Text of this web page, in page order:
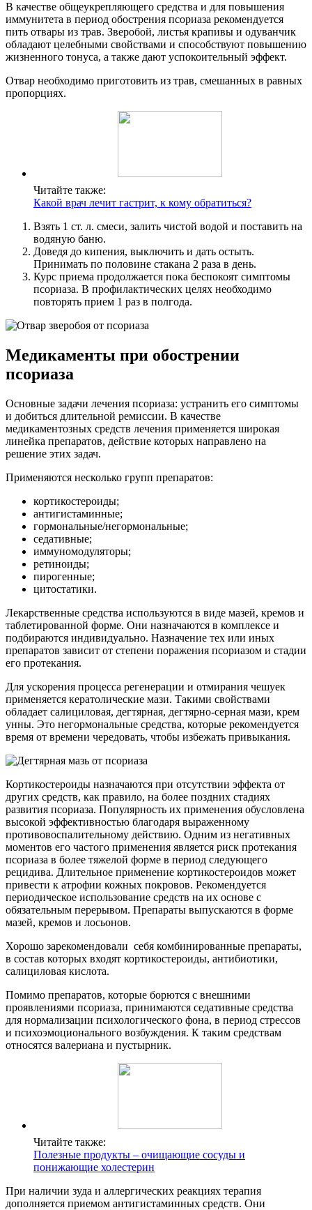
В качестве общеукрепляющего средства и для повышения
иммунитета в период обострения псориаза рекомендуется
пить отвары из трав. Зверобой, листья крапивы и одуванчик
обладают целебными свойствами и способствуют повышению
жизненного тонуса, а также дают успокоительный эффект.
Отвар необходимо приготовить из трав, смешанных в равных
пропорциях.
Читайте также:
Какой врач лечит гастрит, к кому обратиться?
Взять 1 ст. л. смеси, залить чистой водой и поставить на
водяную баню.
Доведя до кипения, выключить и дать остыть.
Принимать по половине стакана 2 раза в день.
Курс приема продолжается пока беспокоят симптомы
псориаза. В профилактических целях необходимо
повторять прием 1 раз в полгода.
Медикаменты при обострении
псориаза
Основные задачи лечения псориаза: устранить его симптомы
и добиться длительной ремиссии. В качестве
медикаментозных средств лечения применяется широкая
линейка препаратов, действие которых направлено на
решение этих задач.
Применяются несколько групп препаратов:
кортикостероиды;
антигистаминные;
гормональные/негормональные;
седативные;
иммуномодуляторы;
ретиноиды;
пирогенные;
цитостатики.
Лекарственные средства используются в виде мазей, кремов и
таблетированной форме. Они назначаются в комплексе и
подбираются индивидуально. Назначение тех или иных
препаратов зависит от степени поражения псориазом и стадии
его протекания.
Для ускорения процесса регенерации и отмирания чешуек
применяется кератолические мази. Такими свойствами
обладает салициловая, дегтярная, дегтярно-серная мази, крем
унны. Это негормональные средства, которые рекомендуется
время от времени чередовать, чтобы избежать привыкания.
Кортикостероиды назначаются при отсутствии эффекта от
других средств, как правило, на более поздних стадиях
развития псориаза. Популярность их применения обусловлена
высокой эффективностью благодаря выраженному
противовоспалительному действию. Одним из негативных
моментов его частого применения является риск протекания
псориаза в более тяжелой форме в период следующего
рецидива. Длительное применение кортикостероидов может
привести к атрофии кожных покровов. Рекомендуется
периодическое использование средств на их основе с
обязательным перерывом. Препараты выпускаются в форме
мазей, кремов и лосьонов.
Хорошо зарекомендовали себя комбинированные препараты,
в состав которых входят кортикостероиды, антибиотики,
салициловая кислота.
Помимо препаратов, которые борются с внешними
проявлениями псориаза, принимаются седативные средства
для нормализации психологического фона, в период стрессов
и психоэмоционального возбуждения. К таким средствам
относятся валериана и пустырник.
Читайте также:
Полезные продукты – очищающие сосуды и
понижающие холестерин
При наличии зуда и аллергических реакциях терапия
дополняется приемом антигистаминных средств. Они